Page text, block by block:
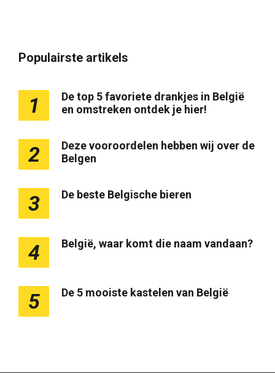
Populairste artikels
1
De top 5 favoriete drankjes in België
en omstreken ontdek je hier!
2
Deze vooroordelen hebben wij over de
Belgen
3 De beste Belgische bieren
4 België, waar komt die naam vandaan?
5 De 5 mooiste kastelen van België